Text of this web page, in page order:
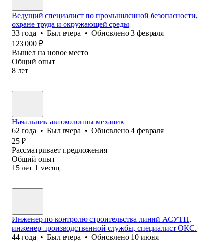
Ведущий специалист по промышленной безопасности,
охране труда и окружающей среды
33 года • Был вчера • Обновлено 3 февраля
123 000 ₽
Вышел на новое место
Общий опыт
8 лет
Начальник автоколонны механик
62 года • Был вчера • Обновлено 4 февраля
25 ₽
Рассматривает предложения
Общий опыт
15 лет 1 месяц
Инженер по контролю строительства линий АСУТП,
инженер производственной службы, специалист ОКС.
44 года • Был вчера • Обновлено 10 июня